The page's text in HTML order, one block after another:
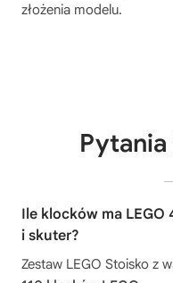
złożenia modelu.
Ile klocków ma
i skuter?
Zestaw LEGO Stoisko z